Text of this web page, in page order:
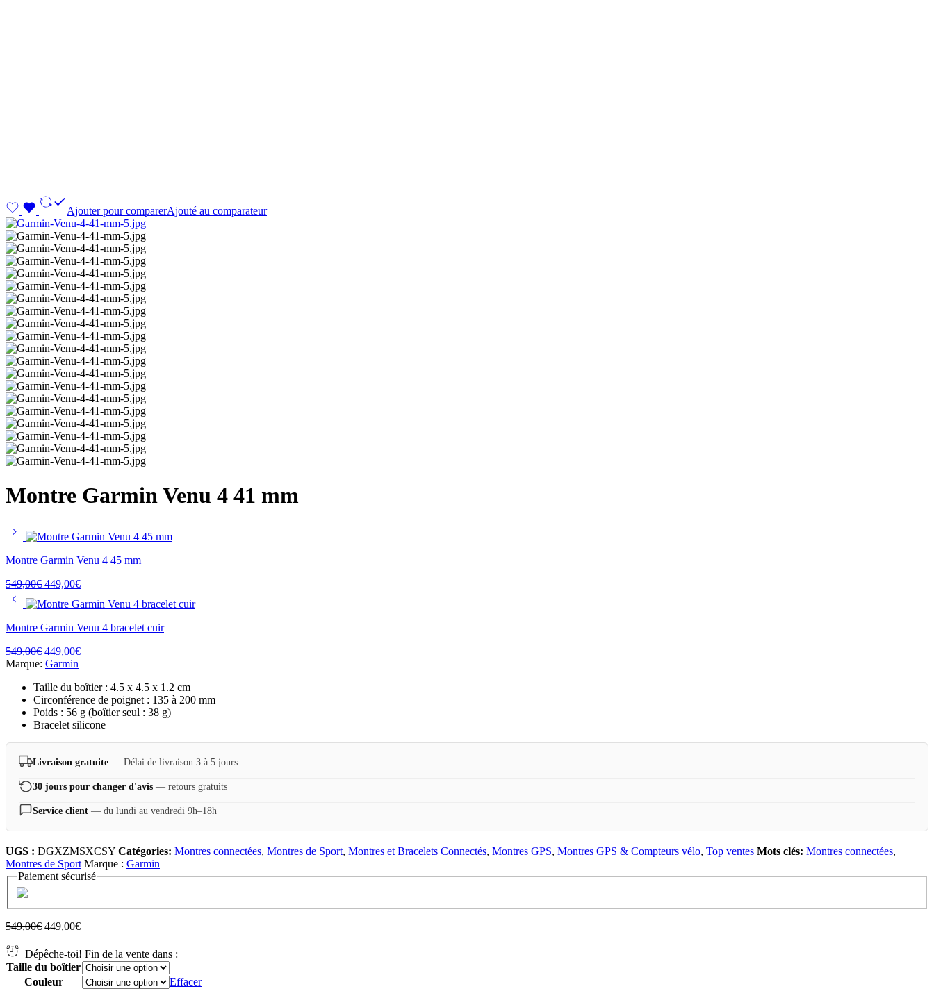
Ajouter pour comparerAjouté au comparateur
Montre Garmin Venu 4 41 mm
Montre Garmin Venu 4 45 mm
549,00€ 449,00€
Montre Garmin Venu 4 bracelet cuir
549,00€ 449,00€
Marque: Garmin
Taille du boîtier : 4.5 x 4.5 x 1.2 cm
Circonférence de poignet : 135 à 200 mm
Poids : 56 g (boîtier seul : 38 g)
Bracelet silicone
Livraison gratuite — Délai de livraison 3 à 5 jours
30 jours pour changer d'avis — retours gratuits
Service client — du lundi au vendredi 9h–18h
UGS : DGXZMSXCSY Catégories: Montres connectées, Montres de Sport, Montres et Bracelets Connectés, Montres GPS, Montres GPS & Compteurs vélo, Top ventes Mots clés: Montres connectées,
Montres de Sport Marque : Garmin
Paiement sécurisé
549,00€ 449,00€
Dépêche-toi! Fin de la vente dans :
Taille du boîtier
Couleur
Effacer